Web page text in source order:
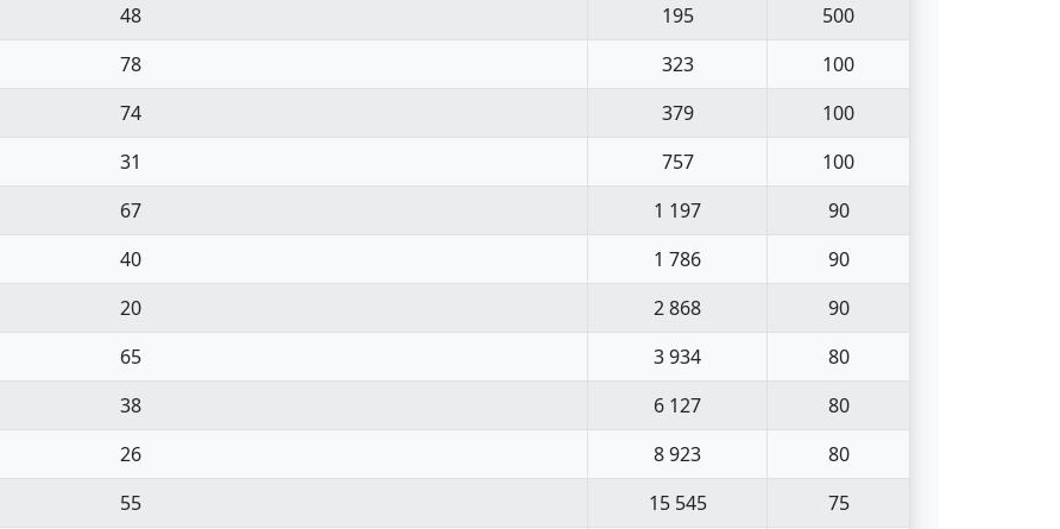
48 195
500
78 323
100
74 379
100
31 757
100
67 1 197
90
40 1 786
90
20 2 868
90
65 3 934
80
38 6 127
80
26 8 923
80
55 15 545
75